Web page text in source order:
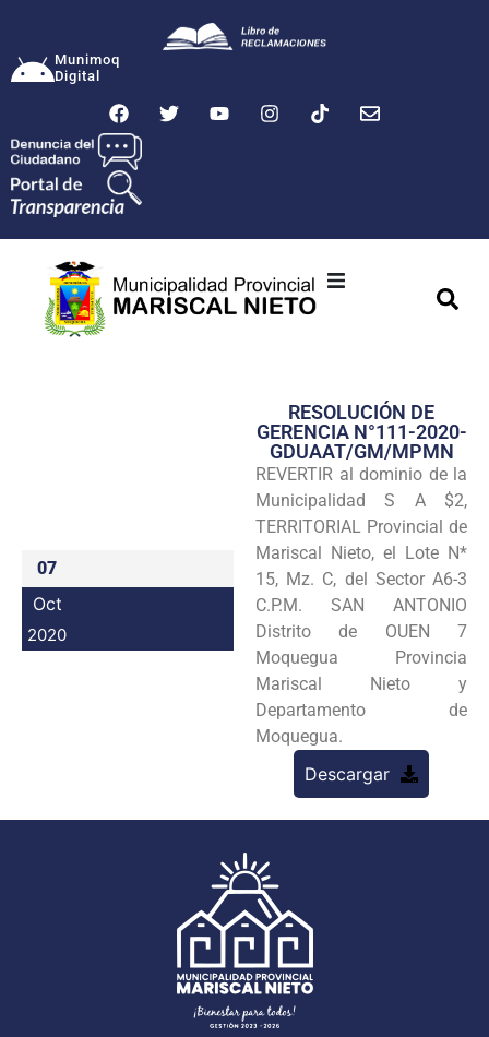
Munimoq
Digital
Transparencia
Seguridad
Programas
Intranet
07
Oct
2020
RESOLUCIÓN DE
GERENCIA N°111-2020-
GDUAAT/GM/MPMN
REVERTIR al dominio de la
Municipalidad S A $2,
TERRITORIAL Provincial de
Mariscal Nieto, el Lote N*
15, Mz. C, del Sector A6-3
C.P.M. SAN ANTONIO
Distrito de OUEN 7
Moquegua Provincia
Mariscal Nieto y
Departamento de
Moquegua.
Descargar